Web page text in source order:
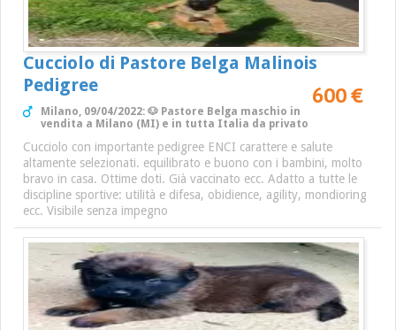
Cucciolo di Pastore Belga Malinois
Pedigree
600 €
Milano, 09/04/2022: 🐶 Pastore Belga maschio in
vendita a Milano (MI) e in tutta Italia da privato
Cucciolo con importante pedigree ENCI carattere e salute
altamente selezionati. equilibrato e buono con i bambini, molto
bravo in casa. Ottime doti. Già vaccinato ecc. Adatto a tutte le
discipline sportive: utilità e difesa, obidience, agility, mondioring
ecc. Visibile senza impegno